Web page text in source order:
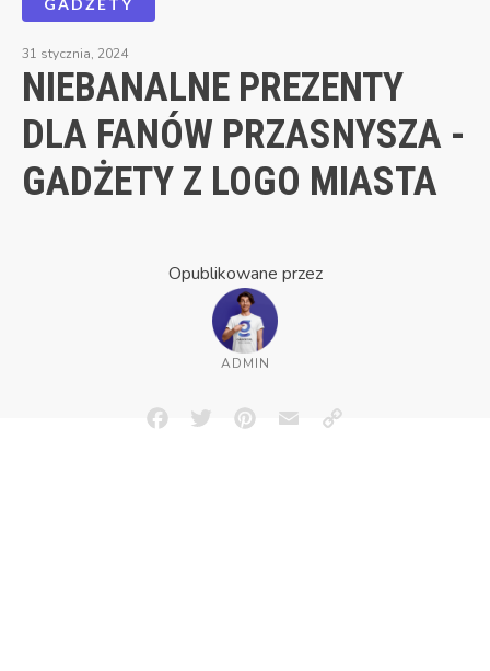
31 stycznia, 2024
NIEBANALNE PREZENTY
DLA FANÓW PRZASNYSZA -
GADŻETY Z LOGO MIASTA
Opublikowane przez
ADMIN
FacebookTwitterPinterestEmailCopy